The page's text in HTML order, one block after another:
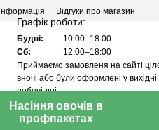
Відгуки про магазин
Графік роботи:
Будні:
10:00–18:00
Сб:
12:00–18:00
Приймаємо замовленя на сайті
вночі або були оформлені у
робочі дні.
Насіння овочів в
профпакетах